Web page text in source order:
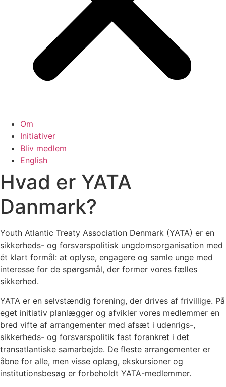
Om
Initiativer
Bliv medlem
English
Hvad er YATA
Danmark?
Youth Atlantic Treaty Association Denmark (YATA) er en
sikkerheds- og forsvarspolitisk ungdomsorganisation med
ét klart formål: at oplyse, engagere og samle unge med
interesse for de spørgsmål, der former vores fælles
sikkerhed.
YATA er en selvstændig forening, der drives af frivillige. På
eget initiativ planlægger og afvikler vores medlemmer en
bred vifte af arrangementer med afsæt i udenrigs-,
sikkerheds- og forsvarspolitik fast forankret i det
transatlantiske samarbejde. De fleste arrangementer er
åbne for alle, men visse oplæg, ekskursioner og
institutionsbesøg er forbeholdt YATA-medlemmer.